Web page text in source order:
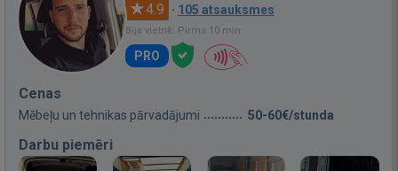
4.9 · 105 atsauksmes
Bija vietnē: Pirms 10 min.
PRO
Cenas
Mēbeļu un tehnikas pārvadājumi 50-60€/stunda
Darbu piemēri